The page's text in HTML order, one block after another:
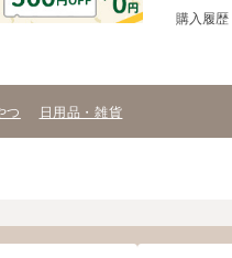
購入履歴
つ 日用品・雑貨